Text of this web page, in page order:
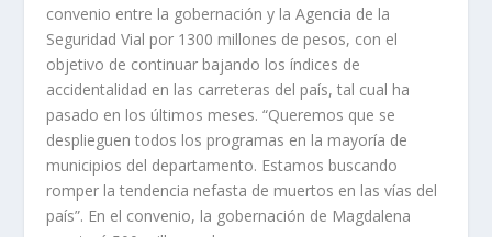
convenio entre la gobernación y la Agencia de la
Seguridad Vial por 1300 millones de pesos, con el
objetivo de continuar bajando los índices de
accidentalidad en las carreteras del país, tal cual ha
pasado en los últimos meses. “Queremos que se
desplieguen todos los programas en la mayoría de
municipios del departamento. Estamos buscando
romper la tendencia nefasta de muertos en las vías del
país”. En el convenio, la gobernación de Magdalena